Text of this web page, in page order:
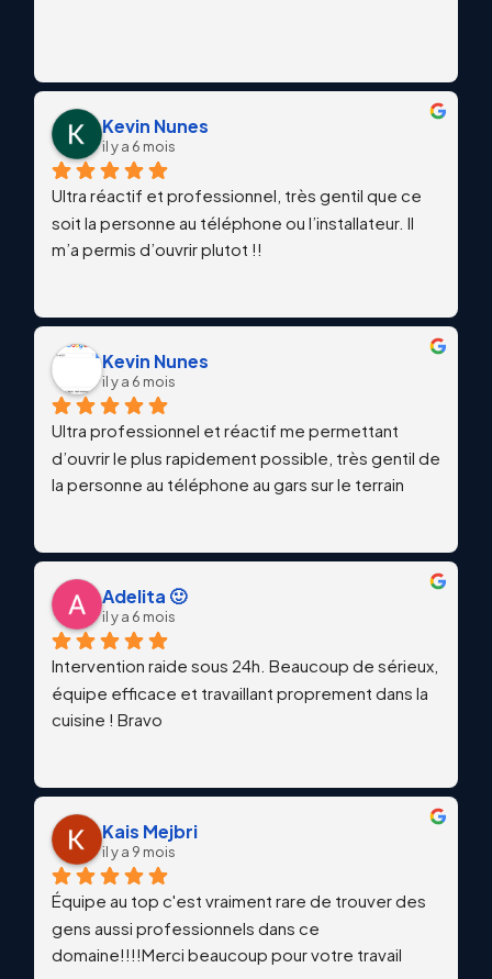
Kevin Nunes
il y a 6 mois
Ultra réactif et professionnel, très gentil que ce
soit la personne au téléphone ou l’installateur. Il
m’a permis d’ouvrir plutot !!
Kevin Nunes
il y a 6 mois
Ultra professionnel et réactif me permettant
d’ouvrir le plus rapidement possible, très gentil de
la personne au téléphone au gars sur le terrain
Adelita 🙂
il y a 6 mois
Intervention raide sous 24h. Beaucoup de sérieux,
équipe efficace et travaillant proprement dans la
cuisine ! Bravo
Kais Mejbri
il y a 9 mois
Équipe au top c'est vraiment rare de trouver des
gens aussi professionnels dans ce
domaine!!!!Merci beaucoup pour votre travail